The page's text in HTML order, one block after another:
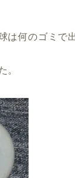
は何のゴミで
。